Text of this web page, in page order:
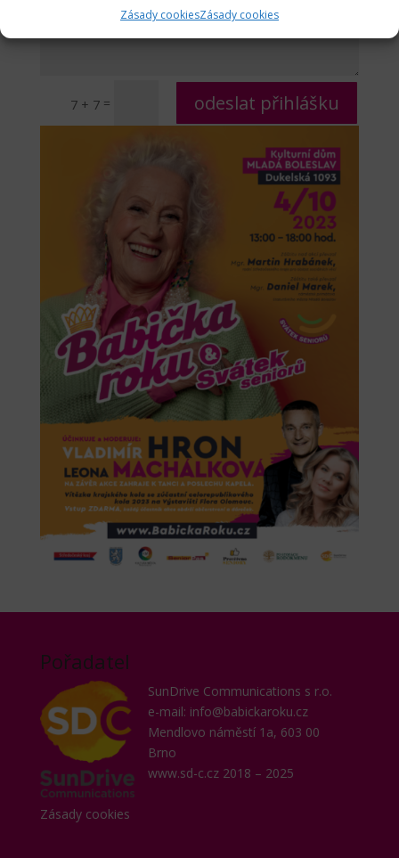
Zásady cookiesZásady cookies
7 + 7 = odeslat přihlášku
Pořadatel
SunDrive Communications s r.o.
e-mail: info@babickaroku.cz
Mendlovo náměstí 1a, 603 00
Brno
www.sd-c.cz2018 – 2025
Zásady cookies